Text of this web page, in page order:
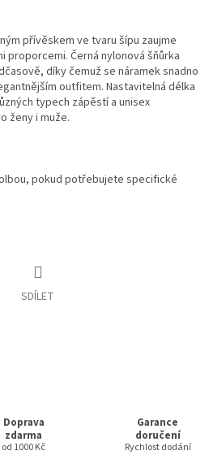
přívěskem ve tvaru šípu zaujme
proporcemi. Černá nylonová šňůrka
díky čemuž se náramek snadno
outfitem. Nastavitelná délka
typech zápěstí a unisex
ženy i muže.
pokud potřebujete specifické
SDÍLET
Doprava
zdarma
od 1000 Kč
Garance
doručení
Rychlost dodání